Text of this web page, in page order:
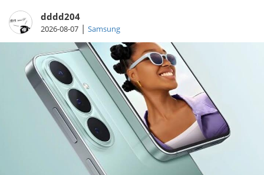
dddd204
2026-08-07 | Samsung